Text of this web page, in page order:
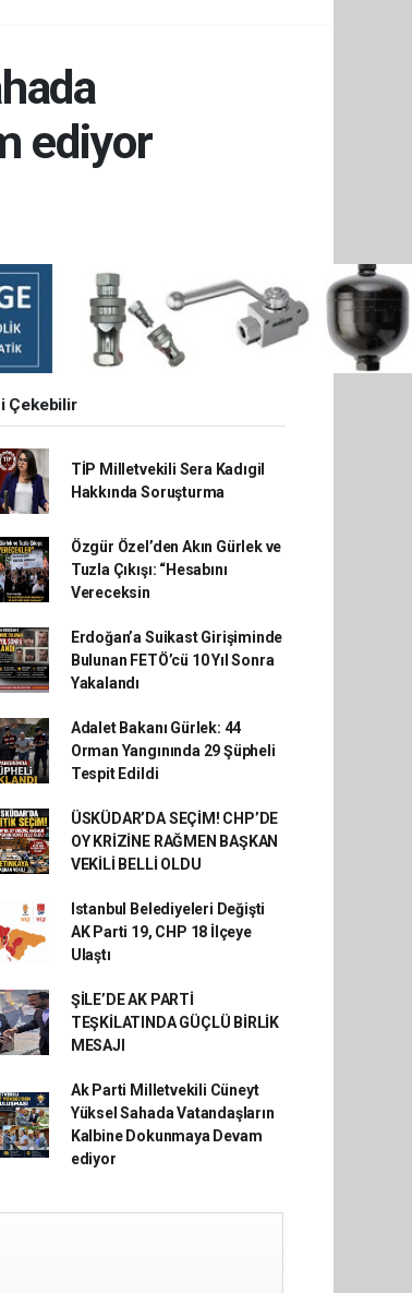
ediyor
Çekebilir
TİP Milletvekili Sera Kadıgil
Hakkında Soruşturma
Özgür Özel’den Akın Gürlek ve
Tuzla Çıkışı: “Hesabını
Vereceksin
Erdoğan’a Suikast Girişiminde
Bulunan FETÖ’cü 10 Yıl Sonra
Yakalandı
Adalet Bakanı Gürlek: 44
Orman Yangınında 29 Şüpheli
Tespit Edildi
ÜSKÜDAR’DA SEÇİM! CHP’DE
OY KRİZİNE RAĞMEN BAŞKAN
VEKİLİ BELLİ OLDU
Istanbul Belediyeleri Değişti
AK Parti 19, CHP 18 İlçeye
Ulaştı
ŞİLE’DE AK PARTİ
TEŞKİLATINDA GÜÇLÜ BİRLİK
MESAJI
Ak Parti Milletvekili Cüneyt
Yüksel Sahada Vatandaşların
Kalbine Dokunmaya Devam
ediyor